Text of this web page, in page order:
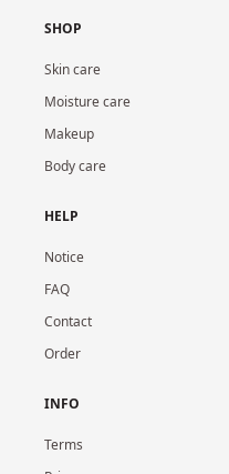
SHOP
Skin care
Moisture care
Makeup
Body care
HELP
Notice
FAQ
Contact
Order
INFO
Terms